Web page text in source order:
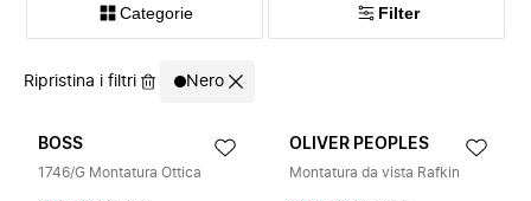
Categorie Filter
Ripristina i filtri Nero
BOSS
1746/G Montatura Ottica
OLIVER PEOPLES
Montatura da vista Rafkin